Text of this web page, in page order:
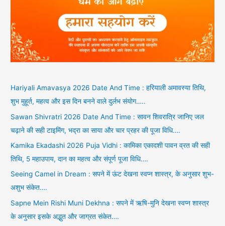
Hariyali Amavasya 2026 Date And Time : हरियाली अमावस्या तिथि,
शुभ मुहूर्त, महत्व और इस दिन बनने वाले दुर्लभ संयोग…..
Sawan Shivratri 2026 Date And Time : सावन शिवरात्रि जानिए जल
चढ़ाने की सही टाइमिंग, भद्रा का साया और चार प्रहर की पूजा विधि….
Kamika Ekadashi 2026 Puja Vidhi : कामिका एकादशी पावन व्रत की सही
तिथि, 5 महाउपाय, दान का महत्व और संपूर्ण पूजा विधि….
Seeing Camel in Dream : सपने में ऊंट देखना स्वप्न शास्त्र, के अनुसार शुभ-
अशुभ संकेत….
Sapne Mein Rishi Muni Dekhna : सपने में ऋषि-मुनि देखना स्वप्न शास्त्र
के अनुसार इसके अद्भुत और जाग्रत संकेत….